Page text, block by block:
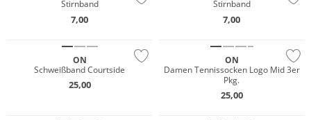
Stirnband
7,00
Stirnband
7,00
ON
Schweißband Courtside
25,00
ON
Damen Tennissocken Logo Mid 3er
Pkg.
25,00